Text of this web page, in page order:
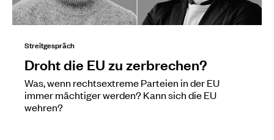
Streitgespräch
Droht die EU zu zerbrechen?
Was, wenn rechtsextreme Parteien in der EU
immer mächtiger werden? Kann sich die EU
wehren?